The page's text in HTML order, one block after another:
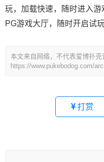
玩，加载快速，随时进入
PG游戏大厅，随时开启试玩
本文来自网络，不代表爱博扑克
https://www.pukebodog.com/
打赏